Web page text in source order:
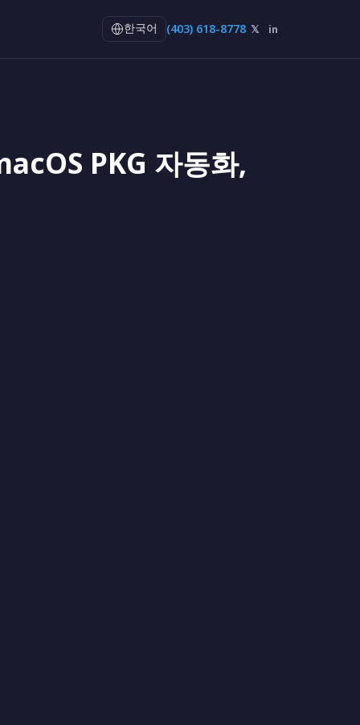
한국어 (403) 618-8778 𝕏 in
PKG 자동화,